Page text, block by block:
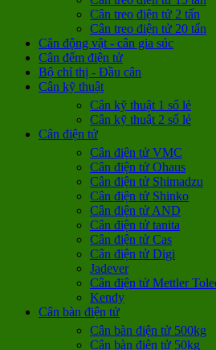
Cân treo điện tử 2 tấn
Cân treo điện tử 20 tấn
Cân động vật - cân gia súc
Cân đếm điện tử
Bộ chỉ thị - Đầu cân
Cân kỹ thuật
Cân kỹ thuật 1 số lẻ
Cân kỹ thuật 2 số lẻ
Cân điện tử
Cân điện tử VMC
Cân điện tử Ohaus
Cân điện tử Shimadzu
Cân điện tử Shinko
Cân điện tử AND
Cân điện tử tanita
Cân điện tử Cas
Cân điện tử Digi
Jadever
Cân điện tử Mettler
Kendy
Cân bàn điện tử
Cân bàn điện tử 500kg
Cân bàn điện tử 50kg